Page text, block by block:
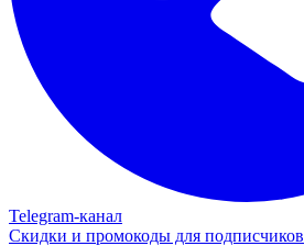
Telegram‑канал
Скидки и промокоды для подписчиков